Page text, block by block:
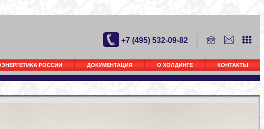
+7 (495) 532-09-82
РОССИИ ДОКУМЕНТАЦИЯ О ХОЛДИНГЕ КОНТАКТЫ